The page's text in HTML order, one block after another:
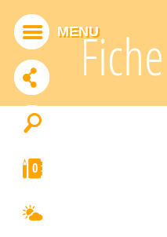
MENU
ADDTHIS EST DÉSACTIVÉ.
0